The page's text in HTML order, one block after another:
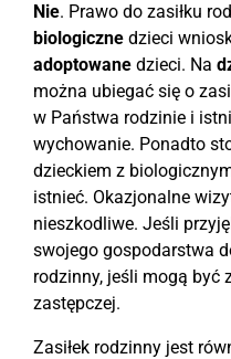
Nie. Prawo do zasiłku
biologiczne dzieci
adoptowane dzieci. Na
można ubiegać się o
w Państwa rodzinie i
wychowanie. Ponadto
dzieckiem z
istnieć. Okazjonalne
nieszkodliwe. Jeśli
swojego gospodarstwa
rodzinny, jeśli mogą być
zastępczej.
Zasiłek rodzinny jest